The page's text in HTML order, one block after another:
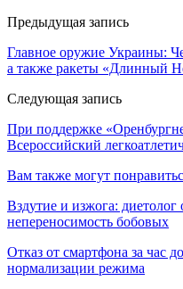
Предыдущая запись
Главное оружие Украины:
а также ракеты «Длинный
Следующая запись
При поддержке
Всероссийский
Вам также могут
Вздутие и изжога: диетолог
непереносимость бобовых
Отказ от смартфона за час
нормализации режима